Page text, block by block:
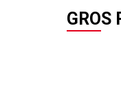
GROS